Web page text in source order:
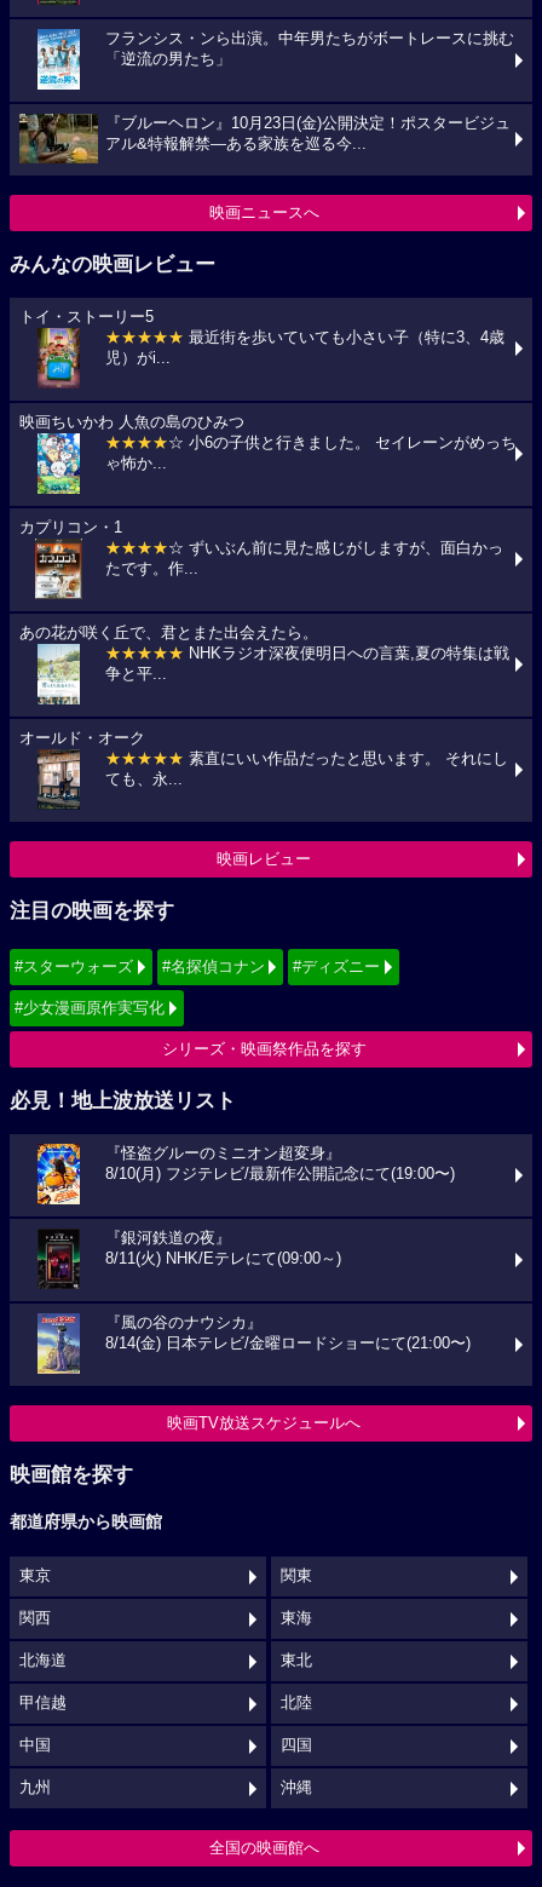
フランシス・ンら出演。中年男たちがボートレースに挑む
「逆流の男たち」
『ブルーヘロン』10月23日(金)公開決定！ポスタービジュ
アル&特報解禁―ある家族を巡る今...
映画ニュースへ
みんなの映画レビュー
トイ・ストーリー5
★★★★★ 最近街を歩いていても小さい子（特に3、4歳
児）がi...
映画ちいかわ 人魚の島のひみつ
★★★★☆ 小6の子供と行きました。 セイレーンがめっち
ゃ怖か...
カプリコン・1
★★★★☆ ずいぶん前に見た感じがしますが、面白かっ
たです。作...
あの花が咲く丘で、君とまた出会えたら。
★★★★★ NHKラジオ深夜便明日への言葉,夏の特集は戦
争と平...
オールド・オーク
★★★★★ 素直にいい作品だったと思います。 それにし
ても、永...
映画レビュー
注目の映画を探す
#スターウォーズ #名探偵コナン #ディズニー
#少女漫画原作実写化
シリーズ・映画祭作品を探す
必見！地上波放送リスト
『怪盗グルーのミニオン超変身』
8/10(月) フジテレビ/最新作公開記念にて(19:00〜)
『銀河鉄道の夜』
8/11(火) NHK/Eテレにて(09:00～)
『風の谷のナウシカ』
8/14(金) 日本テレビ/金曜ロードショーにて(21:00〜)
映画TV放送スケジュールへ
映画館を探す
都道府県から映画館
東京 関東
関西 東海
北海道 東北
甲信越 北陸
中国 四国
九州 沖縄
全国の映画館へ